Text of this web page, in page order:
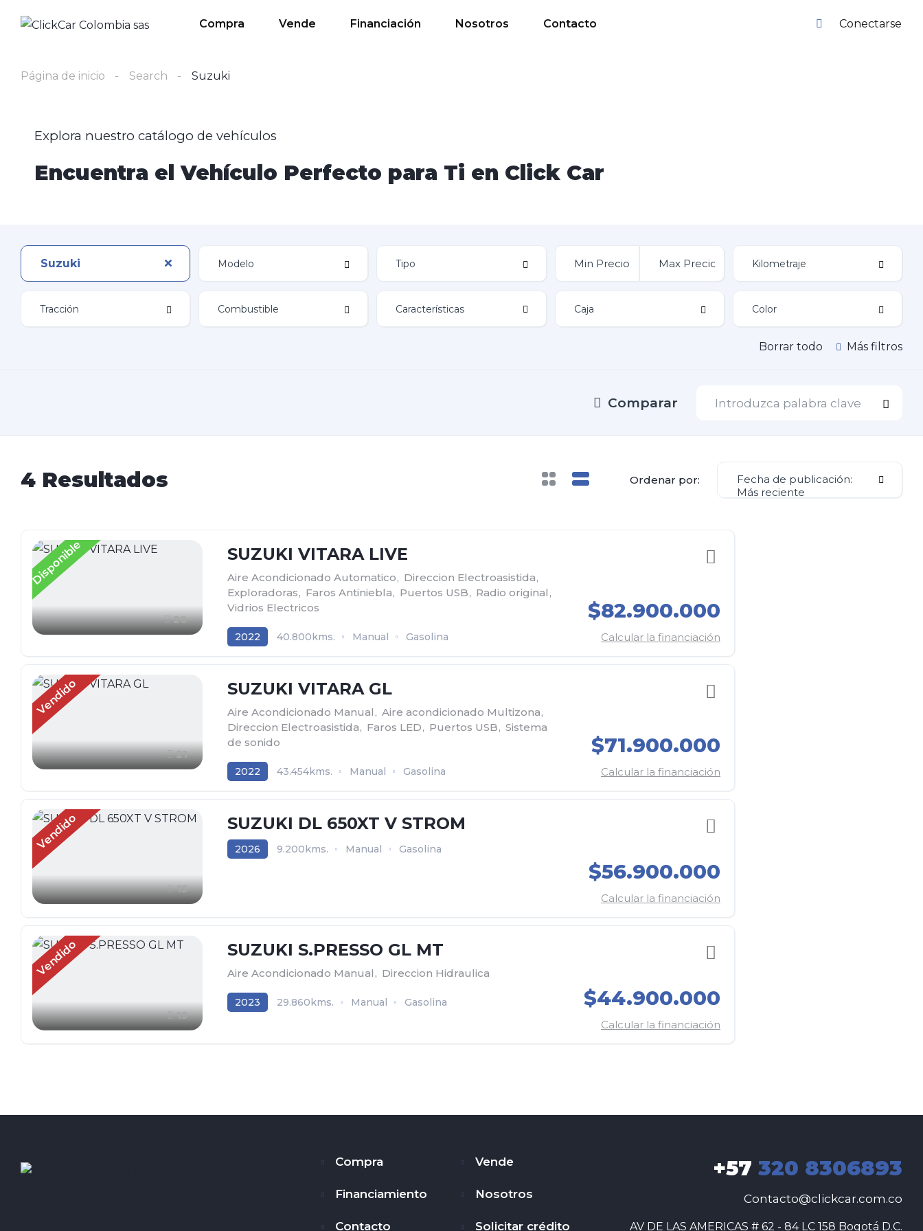
Compra Vende Financiación Nosotros Contacto Conectarse
Página de inicio Search Suzuki
Explora nuestro catálogo de vehículos
Encuentra el Vehículo Perfecto para Ti en Click Car
Suzuki
Características
Borrar todo Más filtros
Comparar
4 Resultados Ordenar por:
Fecha de publicación:
Más reciente
Disponible
20
SUZUKI VITARA LIVE
Aire Acondicionado Automatico, Direccion Electroasistida,
Exploradoras, Faros Antiniebla, Puertos USB, Radio original ,
Vidrios Electricos
2022 40.800kms. Manual
Gasolina
Tracción (2wd) 4x2
Suzuki
$82.900.000
Calcular la financiación
Vendido
21
SUZUKI VITARA GL
Aire Acondicionado Manual , Aire acondicionado Multizona,
Direccion Electroasistida, Faros LED, Puertos USB, Sistema
de sonido
2022 43.454kms. Manual
Gasolina
Tracción (2wd) 4x2
Suzuki
$71.900.000
Calcular la financiación
Vendido
15
SUZUKI DL 650XT V STROM
2026 9.200kms. Manual
Gasolina
$56.900.000
Calcular la financiación
Vendido
15
SUZUKI S.PRESSO GL MT
Aire Acondicionado Manual , Direccion Hidraulica
2023 29.860kms. Manual
Gasolina
$44.900.000
Calcular la financiación
Compra Vende
Financiamiento Nosotros
Contacto Solicitar crédito
+57 320 8306893
Contacto@clickcar.com.co
AV DE LAS AMERICAS # 62 - 84 LC 158 Bogotá D.C.